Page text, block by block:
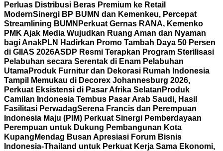
Perluas Distribusi Beras Premium ke Retail
ModernSinergi BP BUMN dan Kemenkeu, Percepat
Streamlining BUMN Perkuat Gernas RANA, Kemenko
PMK Ajak Media Wujudkan Ruang Aman dan Nyaman
bagi AnakPLN Hadirkan Promo Tambah Daya 50 Persen
di GIIAS 2026ASDP Resmi Terapkan Program Sterilisasi
Pelabuhan secara Serentak di Enam Pelabuhan
UtamaProduk Furnitur dan Dekorasi Rumah Indonesia
Tampil Memukau di Decorex Johannesburg 2026,
Perkuat Eksistensi di Pasar Afrika Selatan Produk
Camilan Indonesia Tembus Pasar Arab Saudi, Hasil
Fasilitasi PerwadagSerena Francis dan Perempuan
Indonesia Maju (PIM) Perkuat Sinergi Pemberdayaan
Perempuan untuk Dukung Pembangunan Kota
Kupang Mendag Busan Apresiasi Forum Bisnis
Indonesia-Thailand untuk Perkuat Kerja Sama Ekonomi,